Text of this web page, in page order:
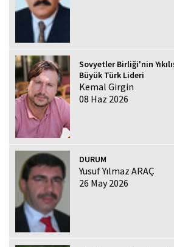
Sovyetler Birliği'nin
Büyük Türk Lideri
Kemal Girgin
08 Haz 2026
DURUM
Yusuf Yılmaz ARAÇ
26 May 2026